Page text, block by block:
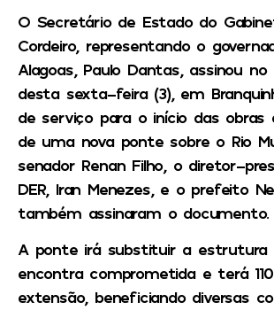
O Secretário de Estado do
Cordeiro, representando o
Alagoas, Paulo Dantas, assinou
desta sexta-feira (3), em
de serviço para o início das obras
de uma nova ponte sobre o Rio
senador Renan Filho, o diretor-
DER, Iran Menezes, e o prefeito
também assinaram o documento.
A ponte irá substituir a estrutura
encontra comprometida e terá
extensão, beneficiando diversas